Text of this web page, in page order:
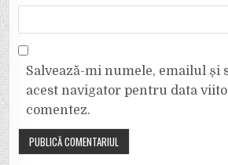
Salvează-mi numele, emailul și
acest navigator pentru data
comentez.